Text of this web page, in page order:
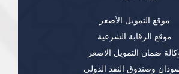
موقع التمويل الأصغر
موقع الرقابة الشرعية
ضمان التمويل الاصغر
وصندوق النقد الدولي